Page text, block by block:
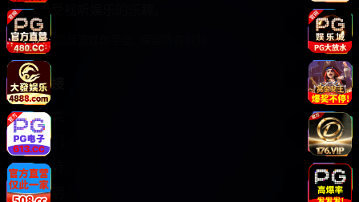
尽情享受视听娱乐的乐趣。
© 2025 视频流媒体平台. 保留所有权利.
快速链接
视频分类
关于我们
服务支持
版权声明